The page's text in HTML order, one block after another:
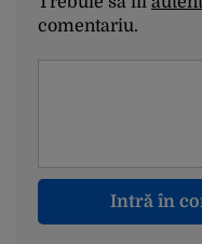
comentariu.
Intră în